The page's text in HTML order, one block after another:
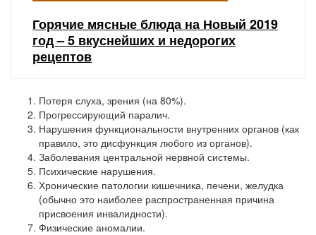
Горячие мясные блюда на Новый 2019
год – 5 вкуснейших и недорогих
рецептов
Потеря слуха, зрения (на 80%).
Прогрессирующий паралич.
Нарушения функциональности внутренних органов (как
правило, это дисфункция любого из органов).
Заболевания центральной нервной системы.
Психические нарушения.
Хронические патологии кишечника, печени, желудка
(обычно это наиболее распространенная причина
присвоения инвалидности).
Физические аномалии.